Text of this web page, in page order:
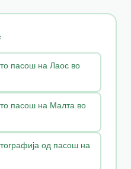
пасош на Лаос во
пасош на Малта во
од пасош на